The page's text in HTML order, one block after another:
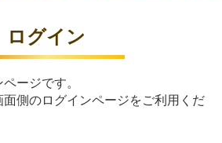
ログイン
ージです。
側のログインページをご利用くだ